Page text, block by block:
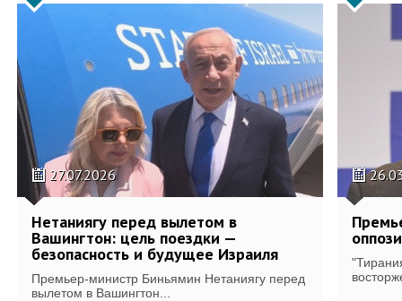
27.07.2026
Нетаниягу перед вылетом в
Вашингтон: цель поездки —
безопасность и будущее Израиля
Премьер-министр Биньямин Нетаниягу перед
вылетом в Вашингтон...